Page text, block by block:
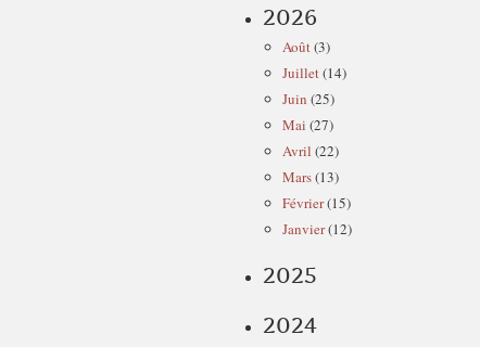
2026
Août(3)
Juillet(14)
Juin (25)
Mai (27)
Avril (22)
Mars(13)
Février(15)
Janvier(12)
2025
2024